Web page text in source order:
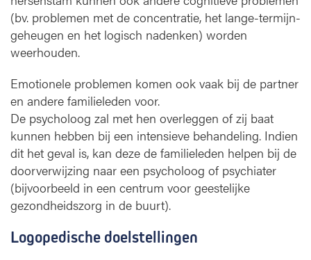
(bv. problemen met de concentratie, het lange-termijn-
geheugen en het logisch nadenken) worden
weerhouden.
Emotionele problemen komen ook vaak bij de partner
en andere familieleden voor.
De psycholoog zal met hen overleggen of zij baat
kunnen hebben bij een intensieve behandeling. Indien
dit het geval is, kan deze de familieleden helpen bij de
doorverwijzing naar een psycholoog of psychiater
(bijvoorbeeld in een centrum voor geestelijke
gezondheidszorg in de buurt).
Logopedische doelstellingen